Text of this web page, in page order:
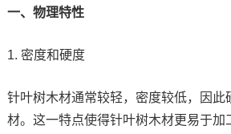
一、物理特性
1. 密度和硬度
针叶树木材通常较轻，密度较低，因此
材。这一特点使得针叶树木材更易于加